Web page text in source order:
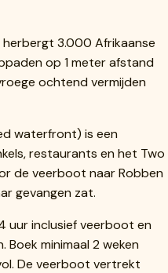
herbergt 3.000 Afrikaanse
op 1 meter afstand
ochtend vermijden
waterfront) is een
restaurants en het Two
de veerboot naar Robben
gevangen zat.
uur inclusief veerboot en
minimaal 2 weken
De veerboot vertrekt